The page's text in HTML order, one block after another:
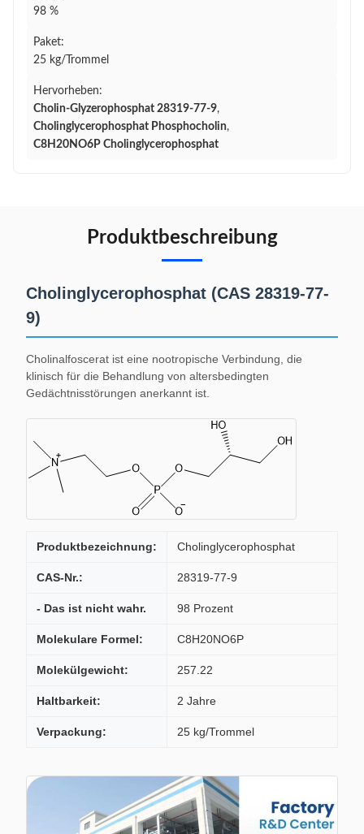
98 %
Paket:
25 kg/Trommel
Hervorheben:
Cholin-Glyzerophosphat 28319-77-9,
Cholinglycerophosphat Phosphocholin,
C8H20NO6P Cholinglycerophosphat
Produktbeschreibung
Cholinglycerophosphat (CAS 28319-77-
9)
Cholinalfoscerat ist eine nootropische Verbindung, die
klinisch für die Behandlung von altersbedingten
Gedächtnisstörungen anerkannt ist.
Produktbezeichnung: Cholinglycerophosphat
CAS-Nr.: 28319-77-9
- Das ist nicht wahr. 98 Prozent
Molekulare Formel: C8H20NO6P
Molekülgewicht: 257.22
Haltbarkeit: 2 Jahre
Verpackung: 25 kg/Trommel